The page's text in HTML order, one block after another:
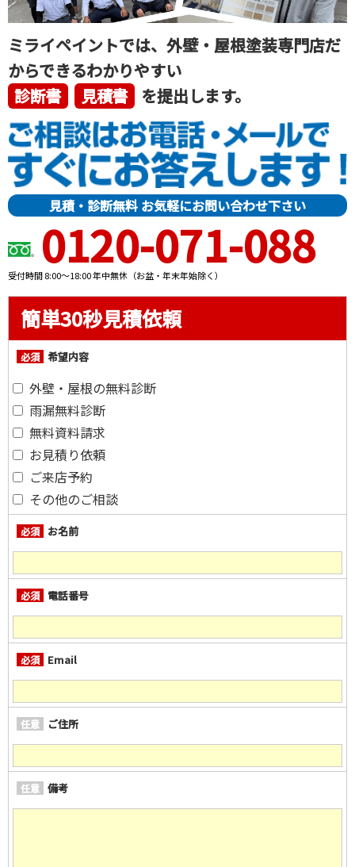
ミライペイントでは、外壁・屋根塗装専門店だ
からできるわかりやすい
診断書
見積書 を提出します。
見積・診断無料 お気軽にお問い合わせ下さい
0120-071-088
受付時間 8:00～18:00 年中無休（お盆・年末年始除く）
簡単30秒見積依頼
必須 希望内容
外壁・屋根の無料診断
雨漏無料診断
無料資料請求
お見積り依頼
ご来店予約
その他のご相談
必須 お名前
必須 電話番号
必須 Email
任意 ご住所
任意 備考